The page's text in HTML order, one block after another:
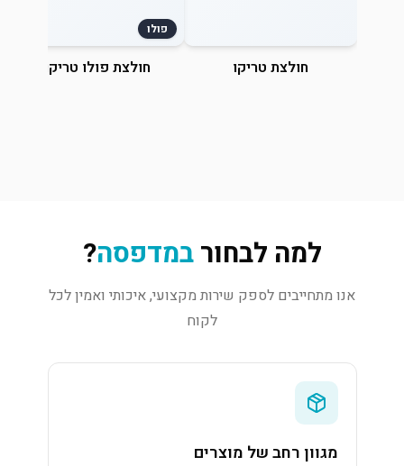
חולצת טריקו
פולו
חולצת פולו טריקו
למה לבחורבמדפסה?
אנו מתחייבים לספק שירות מקצועי, איכותי ואמין לכל
לקוח
מגוון רחב של מוצרים